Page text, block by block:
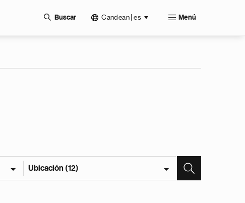
Buscar Candean | es Menú
Ubicación (12)